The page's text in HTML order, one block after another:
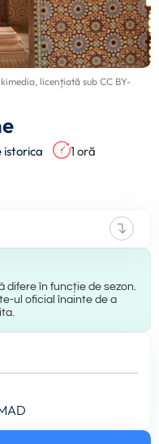
, licențiată sub CC BY-
istorica 1 oră
difere în funcție de sezon.
ul oficial înainte de a